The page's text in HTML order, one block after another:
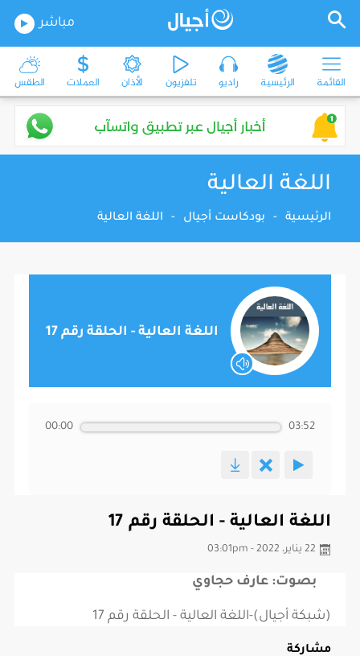
مباشر
القائمة الرئيسية راديو تلفزيون الأذان العملات الطقس
اللغة العالية
الرئيسية - بودكاست أجيال - اللغة العالية
اللغة العالية - الحلقة رقم 17
00:00 03:52
اللغة العالية - الحلقة رقم 17
22 يناير، 2022 - 03:01pm
بصوت: عارف حجاوي
(شبكة أجيال)-اللغة العالية - الحلقة رقم 17
مشاركة